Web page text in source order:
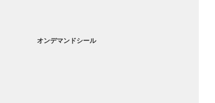
オンデマンドシール